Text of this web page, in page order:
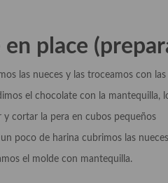
en place
las nueces y las troceamos con las
el chocolate con la mantequilla,
la pera en cubos pequeños
de harina cubrimos las nueces,
el molde con mantequilla.